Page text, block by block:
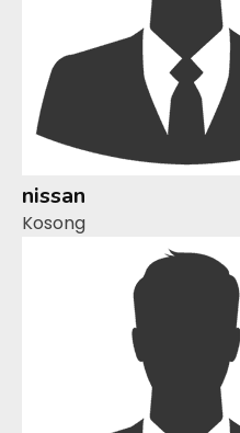
nissan
Kosong